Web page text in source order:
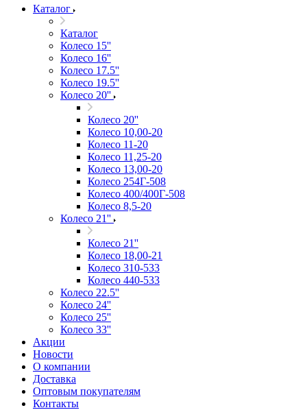
Каталог
Каталог
Колесо 15''
Колесо 16''
Колесо 17.5''
Колесо 19.5''
Колесо 20''
Колесо 20''
Колесо 10,00-20
Колесо 11-20
Колесо 11,25-20
Колесо 13,00-20
Колесо 254Г-508
Колесо 400/400Г-508
Колесо 8,5-20
Колесо 21''
Колесо 21''
Колесо 18,00-21
Колесо 310-533
Колесо 440-533
Колесо 22.5''
Колесо 24''
Колесо 25''
Колесо 33''
Акции
Новости
О компании
Доставка
Оптовым покупателям
Контакты